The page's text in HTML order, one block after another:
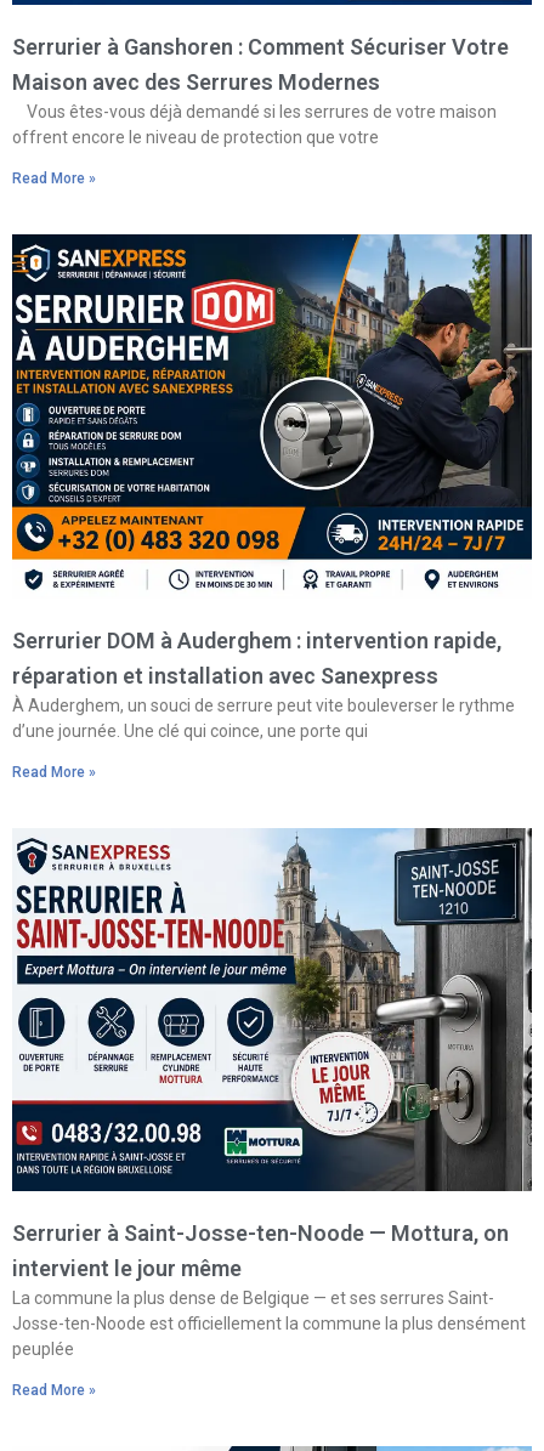
Serrurier à Ganshoren : Comment Sécuriser Votre
Maison avec des Serrures Modernes
Vous êtes-vous déjà demandé si les serrures de votre maison
offrent encore le niveau de protection que votre
Read More »
Serrurier DOM à Auderghem : intervention rapide,
réparation et installation avec Sanexpress
À Auderghem, un souci de serrure peut vite bouleverser le rythme
d’une journée. Une clé qui coince, une porte qui
Read More »
Serrurier à Saint-Josse-ten-Noode — Mottura, on
intervient le jour même
La commune la plus dense de Belgique — et ses serrures Saint-
Josse-ten-Noode est officiellement la commune la plus densément
peuplée
Read More »